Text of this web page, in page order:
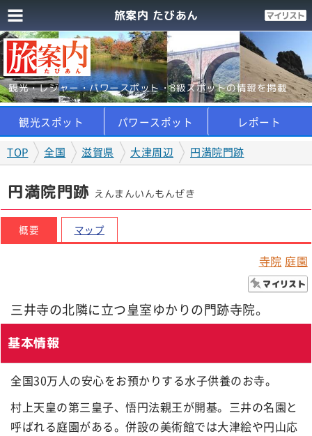
旅案内 たびあん
観光・レジャー・パワースポット・B級スポットの情報を掲載
観光スポット パワースポット
レポート
TOP
全国 滋賀県 大津周辺 円満院門跡
円満院門跡 えんまんいんもんぜき
概要 マップ
寺院 庭園
三井寺の北隣に立つ皇室ゆかりの門跡寺院。
基本情報
全国30万人の安心をお預かりする水子供養のお寺。
村上天皇の第三皇子、悟円法親王が開基。三井の名園と
呼ばれる庭園がある。併設の美術館では大津絵や円山応